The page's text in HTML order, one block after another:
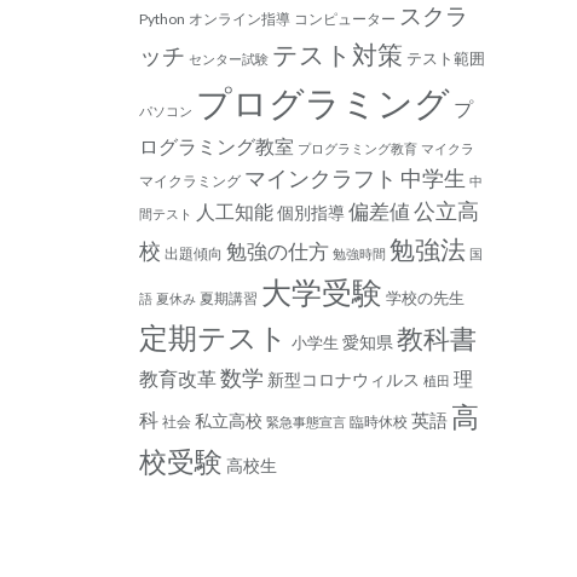
Python オンライン指導 コンピューター スクラ
ッチ センター試験 テスト対策 テスト範囲
パソコン プログラミング プ
ログラミング教室 プログラミング教育 マイクラ
マイクラミング マインクラフト 中学生 中
間テスト 人工知能個別指導偏差値 公立高
校 出題傾向 勉強の仕方 勉強時間 勉強法 国
語 夏休み 夏期講習 大学受験 学校の先生
定期テスト 小学生 愛知県 教科書
教育改革数学 新型コロナウィルス 植田 理
科 社会 私立高校 緊急事態宣言 臨時休校 英語 高
校受験 高校生